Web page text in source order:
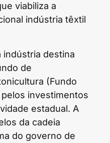
viabiliza a
indústria têxtil
indústria destina
de
(Fundo
investimentos
estadual. A
da cadeia
do governo de